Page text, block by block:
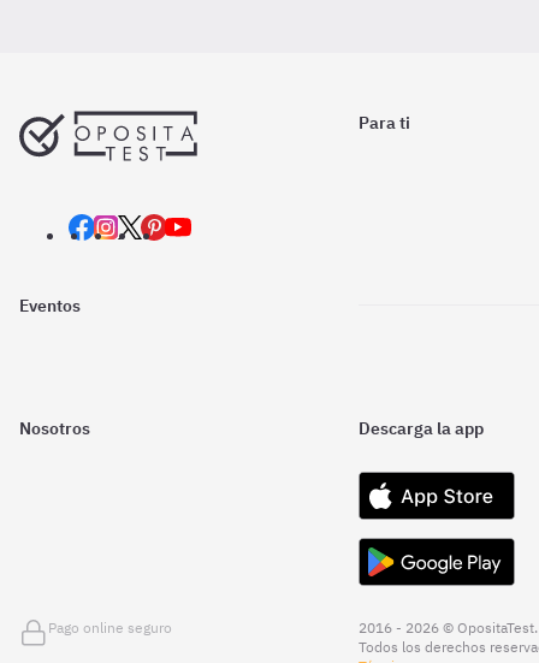
Para ti
Eventos
Nosotros Descarga la app
Pago online seguro
2016 - 2026 © OpositaTest.
Todos los derechos